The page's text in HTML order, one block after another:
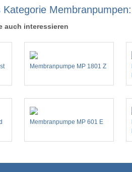
Membranpumpen:
auch interessieren
Membranpumpe MP 1801 Z
Membranpumpe MP 601 E